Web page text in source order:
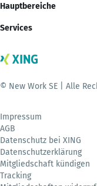
Hauptbereiche
Services
© New Work SE | Alle
Impressum
AGB
Datenschutz bei XING
Datenschutzerklärung
Mitgliedschaft kündigen
Tracking